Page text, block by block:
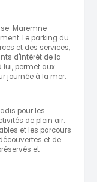
Maremne
Le parking du
et des services,
d'intérêt de la
lui, permet aux
journée à la mer.
pour les
de plein air.
et les parcours
et de
et